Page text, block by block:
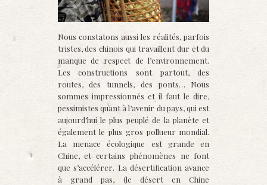
Nous constatons aussi les réalités, parfois
tristes, des chinois qui travaillent dur et du
manque de respect de l’environnement.
Les constructions sont partout, des
routes, des tunnels, des ponts… Nous
sommes impressionnés et il faut le dire,
pessimistes quant à l’avenir du pays, qui est
aujourd’hui le plus peuplé de la planète et
également le plus gros pollueur mondial.
La menace écologique est grande en
Chine, et certains phénomènes ne font
que s’accélérer. La désertification avance
à grand pas, (le désert en Chine